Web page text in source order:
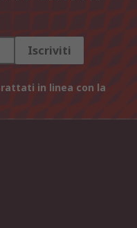
Iscriviti
in linea con la